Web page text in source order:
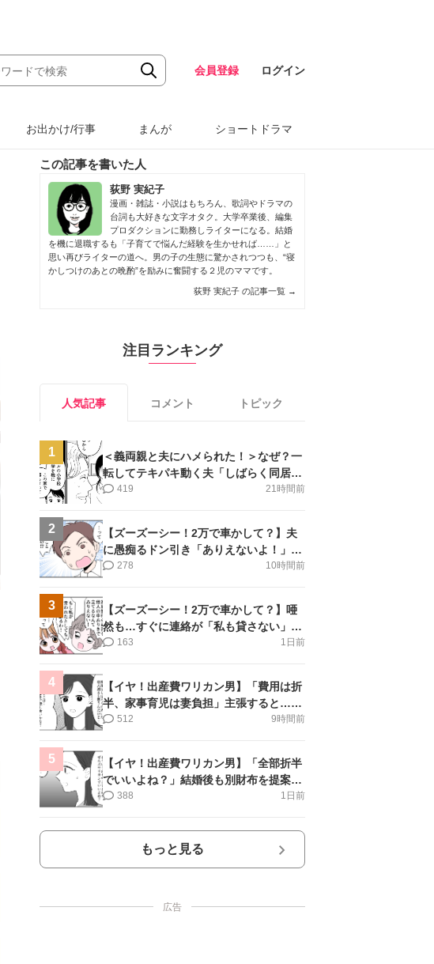
会員登録 ログイン
お出かけ/行事 まんが ショートドラマ
この記事を書いた人
荻野 実紀子
漫画・雑誌・小説はもちろん、歌詞やドラマの
台詞も大好きな文字オタク。大学卒業後、編集
プロダクションに勤務しライターになる。結婚
を機に退職するも「子育てで悩んだ経験を生かせれば……」と
思い再びライターの道へ。男の子の生態に驚かされつつも、“寝
かしつけのあとの晩酌”を励みに奮闘する２児のママです。
荻野 実紀子 の記事一覧 →
注目ランキング
人気記事 コメント トピック
1
＜義両親と夫にハメられた！＞なぜ？一
転してテキパキ動く夫「しばらく同居」
提案され【第4話まんが】
21時間前
419
2
【ズーズーシー！2万で車かして？】夫
に愚痴るドン引き「ありえないよ！」＜
第16話＞#4コマ母道場
10時間前
278
3
【ズーズーシー！2万で車かして？】唖
然も…すぐに連絡が「私も貸さない」＜
第15話＞#4コマ母道場
1日前
163
4
【イヤ！出産費ワリカン男】「費用は折
半、家事育児は妻負担」主張すると…＜
第11話＞#4コマ母道場
9時間前
512
5
【イヤ！出産費ワリカン男】「全部折半
でいいよね？」結婚後も別財布を提案＜
第10話＞#4コマ母道場
1日前
388
もっと見る
広告